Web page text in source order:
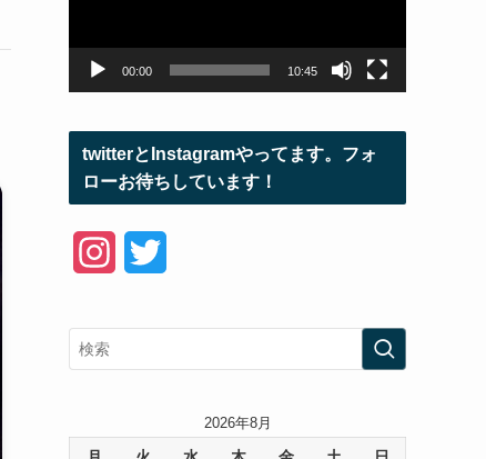
00:00 10:45
twitterとInstagramやってます。フォ
ローお待ちしています！
2026年8月